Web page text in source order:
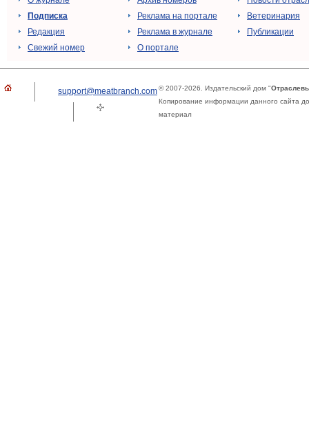
Подписка
Редакция
Свежий номер
Реклама на портале
Реклама в журнале
О портале
Ветеринария
Публикации
support@meatbranch.com© 2007-2026. Издательский дом "
Копирование информации данного сайта
материал